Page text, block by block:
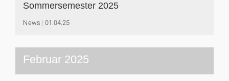
Sommersemester 2025
News 01.04.25
Februar 2025